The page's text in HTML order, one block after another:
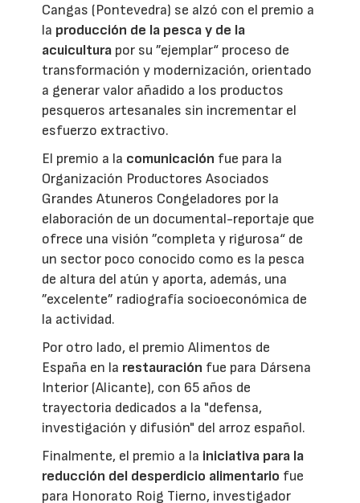
Cangas (Pontevedra) se alzó con el premio a
la producción de la pesca y de la
acuicultura por su ”ejemplar“ proceso de
transformación y modernización, orientado
a generar valor añadido a los productos
pesqueros artesanales sin incrementar el
esfuerzo extractivo.
El premio a la comunicación fue para la
Organización Productores Asociados
Grandes Atuneros Congeladores por la
elaboración de un documental-reportaje que
ofrece una visión ”completa y rigurosa“ de
un sector poco conocido como es la pesca
de altura del atún y aporta, además, una
”excelente” radiografía socioeconómica de
la actividad.
Por otro lado, el premio Alimentos de
España en la restauración fue para Dársena
Interior (Alicante), con 65 años de
trayectoria dedicados a la "defensa,
investigación y difusión" del arroz español.
Finalmente, el premio a la iniciativa para la
reducción del desperdicio alimentario fue
para Honorato Roig Tierno, investigador